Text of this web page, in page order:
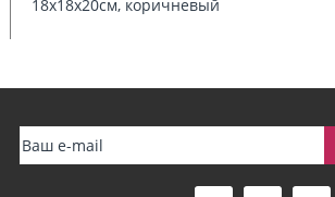
18х18х20см, коричневый